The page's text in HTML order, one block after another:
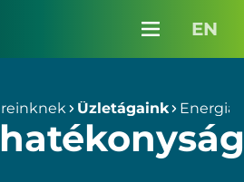
Menü
EN
Üzletágaink